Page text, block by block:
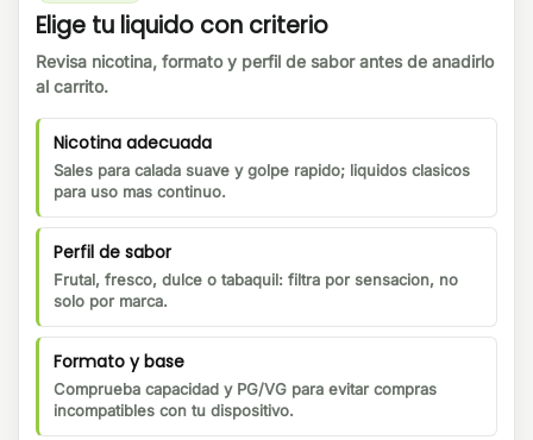
Elige tu liquido con criterio
Revisa nicotina, formato y perfil de sabor antes de anadirlo
al carrito.
Nicotina adecuada
Sales para calada suave y golpe rapido; liquidos clasicos
para uso mas continuo.
Perfil de sabor
Frutal, fresco, dulce o tabaquil: filtra por sensacion, no
solo por marca.
Formato y base
Comprueba capacidad y PG/VG para evitar compras
incompatibles con tu dispositivo.